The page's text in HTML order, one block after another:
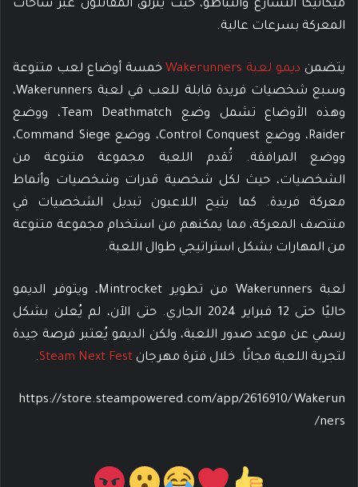
ميكانيكا التسارع والتباطؤ، حيث ينزلق المقاتلون عبر ساحات
المعركة بسرعات عالية.
يتضمن ديمو لعبة Wakerunners
خمسة أوضاع لعب متنوعة
وسبع شخصيات فريدة قابلة للعب في لعبة Wakerunners،
وهذه الأوضاع تشمل وضع Team Deathmatch، ووضع
Raider، ووضع Control Conquest، ووضع Command Siege،
ووضع المرافقة. تُقدم اللعبة مجموعة متنوعة من
الشخصيات، حيث لكل شخصية قدرات وشخصيات وأنماط
معركة فريدة. كما يتيح اللاعبون تبديل الشخصيات في
منتصف المعركة، مما يمكنهم من استخدام مجموعة متنوعة
من المهارات بشكل استراتيجي طوال اللعبة.
لعبة Wakerunners من تطوير Mintrocket، ويتوفر الديمو
حاليًا حتى 12 فبراير 2024 الجاري. حتى الآن، لم يُعلن بشكل
رسمي عن موعد صدور اللعبة، ولكن الديمو يُعتبر فرصة جيدة
لتجربة اللعبة مجانًا. خلال فترة مهرجان Steam Next Fest
.
https://store.steampowered.com/app/2616910/Wakerun
ners/